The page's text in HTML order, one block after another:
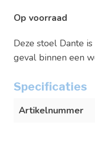
Op voorraad
Deze stoel Dante
geval binnen een
Specificaties
Artikelnummer